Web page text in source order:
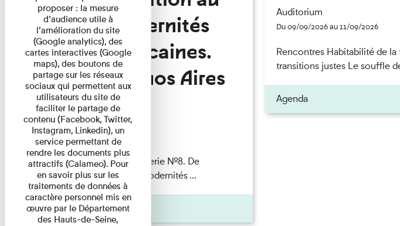
livre. Modernités
sud-américaines.
Rio – Buenos Aires
1909
Lecture
Les Invités de l’Imprimerie n°8. De
l’exposition au livre. Modernités ...
Pages
Auditorium
Du 09/09/2026 au 11/09/2026
Rencontres Habitabilité de la
transitions justes Le souffle
Agenda
proposer : la mesure
d’audience utile à
l’amélioration du site
(Google analytics), des
cartes interactives (Google
maps), des boutons de
partage sur les réseaux
sociaux qui permettent aux
utilisateurs du site de
faciliter le partage de
contenu (Facebook, Twitter,
Instagram, Linkedin), un
service permettant de
rendre les documents plus
attractifs (Calameo). Pour
en savoir plus sur les
traitements de données à
caractère personnel mis en
œuvre par le Département
des Hauts-de-Seine,